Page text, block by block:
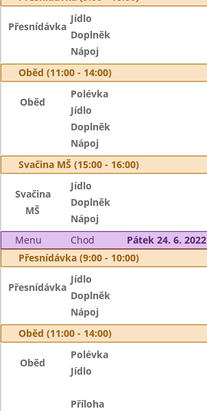
Přesnídávka
Jídlo
Doplněk
Nápoj
Oběd (11:00 - 14:00)
Oběd
Polévka
Jídlo
Doplněk
Nápoj
Svačina MŠ (15:00 - 16:00)
Svačina
MŠ
Jídlo
Doplněk
Nápoj
Menu
Chod
Pátek 24. 6. 2022
Přesnídávka (9:00 - 10:00)
Přesnídávka
Jídlo
Doplněk
Nápoj
Oběd (11:00 - 14:00)
Oběd
Polévka
Jídlo
Příloha